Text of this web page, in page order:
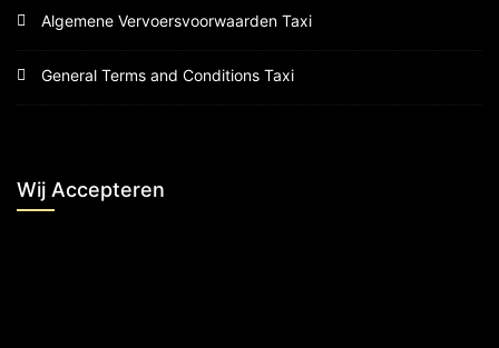
Algemene Vervoersvoorwaarden Taxi
General Terms and Conditions Taxi
Wij Accepteren